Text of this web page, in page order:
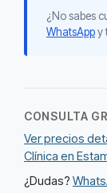
¿No sabes
WhatsAppy
CONSULTA
Ver precios
Clínica en
¿Dudas?